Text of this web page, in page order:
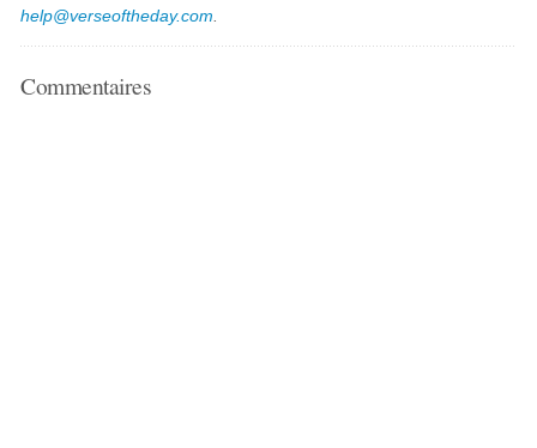
help@verseoftheday.com
Commentaires